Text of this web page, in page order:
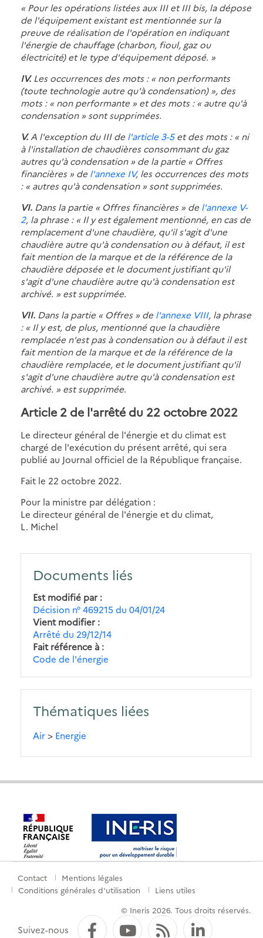
« Pour les opérations listées aux III et III bis, la dépose
de l'équipement existant est mentionnée sur la
preuve de réalisation de l'opération en indiquant
l'énergie de chauffage (charbon, fioul, gaz ou
électricité) et le type d'équipement déposé. »
IV. Les occurrences des mots : « non performants
(toute technologie autre qu'à condensation) », des
mots : « non performante » et des mots : « autre qu'à
condensation » sont supprimées.
V.A l'exception du III de l'article 3-5et des mots : « ni
à l'installation de chaudières consommant du gaz
autres qu'à condensation » de la partie « Offres
financières » de l'annexe IV, les occurrences des mots
: « autres qu'à condensation » sont supprimées.
VI. Dans la partie « Offres financières » de l'annexe V-
2, la phrase : « Il y est également mentionné, en cas de
remplacement d'une chaudière, qu'il s'agit d'une
chaudière autre qu'à condensation ou à défaut, il est
fait mention de la marque et de la référence de la
chaudière déposée et le document justifiant qu'il
s'agit d'une chaudière autre qu'à condensation est
archivé. » est supprimée.
VII. Dans la partie « Offres » de l'annexe VIII, la phrase
: « Il y est, de plus, mentionné que la chaudière
remplacée n'est pas à condensation ou à défaut il est
fait mention de la marque et de la référence de la
chaudière remplacée, et le document justifiant qu'il
s'agit d'une chaudière autre qu'à condensation est
archivé. » est supprimée.
Article 2 de l'arrêté du 22 octobre 2022
Le directeur général de l'énergie et du climat est
chargé de l'exécution du présent arrêté, qui sera
publié au Journal officiel de la République française.
Fait le 22 octobre 2022.
Pour la ministre par délégation :
Le directeur général de l'énergie et du climat,
L. Michel
Documents liés
Est modifié par
Décision n° 469215 du 04/01/24
Vient modifier
Arrêté du 29/12/14
Fait référence à
Code de l'énergie
Thématiques liées
Air> Energie
Menu
pied
Contact
Mentions légales
Conditions générales d'utilisation
Liens utiles
© Ineris 2026. Tous droits réservés.
Suivez-nous FacebookYouTube
Flux RSS